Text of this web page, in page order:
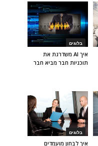
בלוגים
איך AI משדרגת את
תוכניות חבר מביא חבר
בלוגים
איך לבחון מועמדים